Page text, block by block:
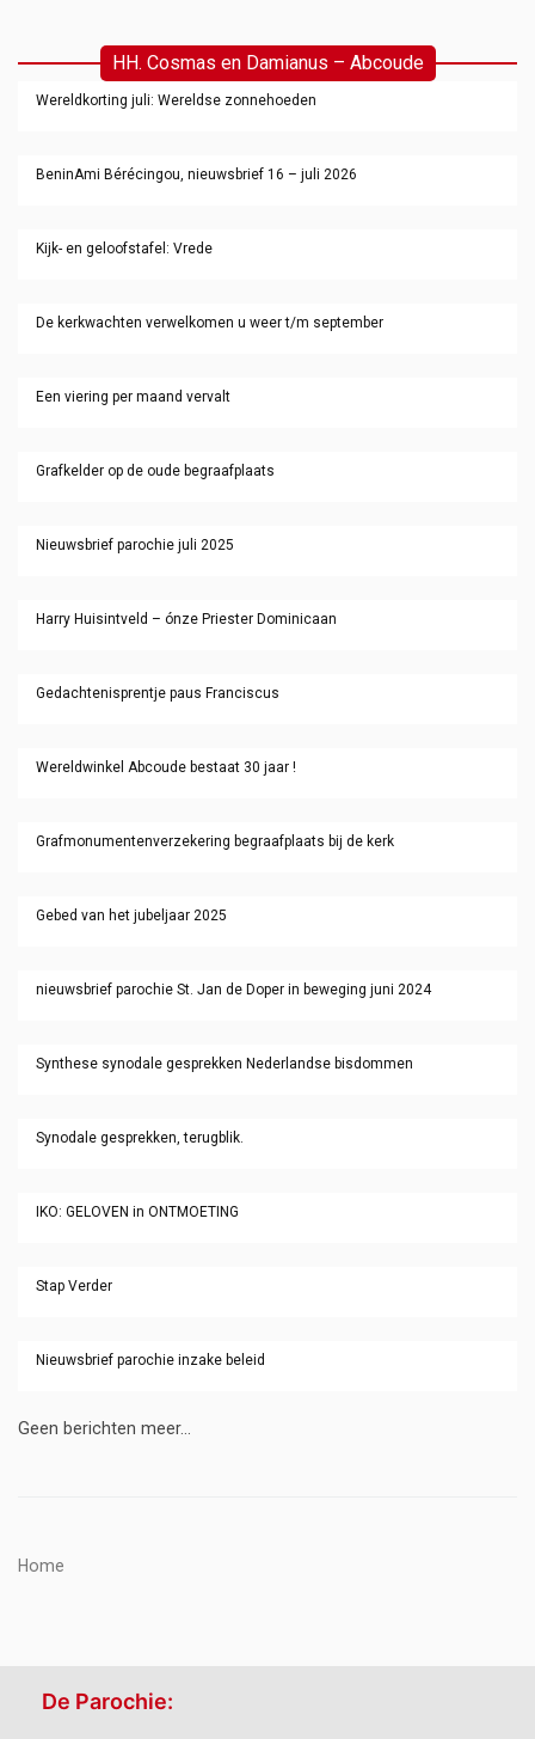
HH. Cosmas en Damianus – Abcoude
Wereldkorting juli: Wereldse zonnehoeden
BeninAmi Bérécingou, nieuwsbrief 16 – juli 2026
Kijk- en geloofstafel: Vrede
De kerkwachten verwelkomen u weer t/m september
Een viering per maand vervalt
Grafkelder op de oude begraafplaats
Nieuwsbrief parochie juli 2025
Harry Huisintveld – ónze Priester Dominicaan
Gedachtenisprentje paus Franciscus
Wereldwinkel Abcoude bestaat 30 jaar !
Grafmonumentenverzekering begraafplaats bij de kerk
Gebed van het jubeljaar 2025
nieuwsbrief parochie St. Jan de Doper in beweging juni 2024
Synthese synodale gesprekken Nederlandse bisdommen
Synodale gesprekken, terugblik.
IKO: GELOVEN in ONTMOETING
Stap Verder
Nieuwsbrief parochie inzake beleid
Geen berichten meer...
Home
De Parochie: